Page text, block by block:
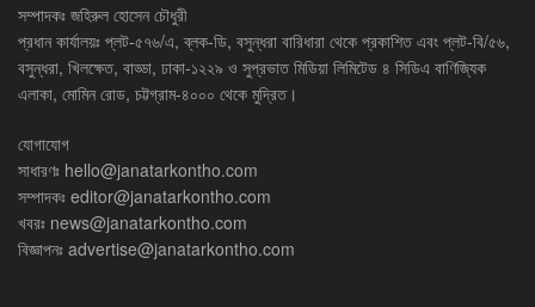
সম্পাদকঃ জহিরুল হোসেন চৌধুরী
প্রধান কার্যালয়ঃ প্লট-৫৭৬/এ, ব্লক-ডি, বসুন্ধরা বারিধারা থেকে প্রকাশিত এবং প্লট-বি/৫৬,
বসুন্ধরা, খিলক্ষেত, বাড্ডা, ঢাকা-১২২৯ ও সুপ্রভাত মিডিয়া লিমিটেড ৪ সিডিএ বাণিজ্যিক
এলাকা, মোমিন রোড, চট্টগ্রাম-৪০০০ থেকে মুদ্রিত।
যোগাযোগ
সাধারণঃ hello@janatarkontho.com
সম্পাদকঃ editor@janatarkontho.com
খবরঃ news@janatarkontho.com
বিজ্ঞাপনঃ advertise@janatarkontho.com